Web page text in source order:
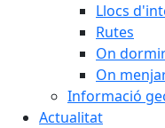
Llocs
Rutes
On
On
Informació
Actualitat